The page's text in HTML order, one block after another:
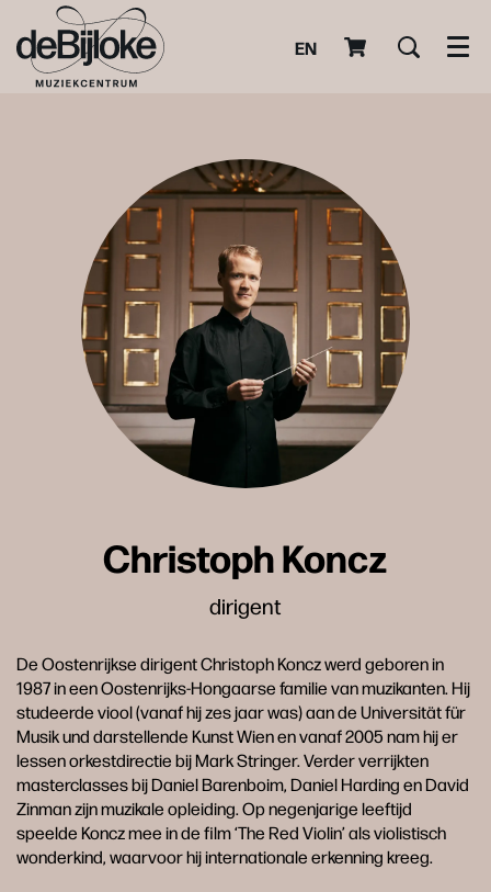
EN
Christoph Koncz
dirigent
De Oostenrijkse dirigent Christoph Koncz werd geboren in
1987 in een Oostenrijks-Hongaarse familie van muzikanten. Hij
studeerde viool (vanaf hij zes jaar was) aan de Universität für
Musik und darstellende Kunst Wien en vanaf 2005 nam hij er
lessen orkestdirectie bij Mark Stringer. Verder verrijkten
masterclasses bij Daniel Barenboim, Daniel Harding en David
Zinman zijn muzikale opleiding. Op negenjarige leeftijd
speelde Koncz mee in de film ‘The Red Violin’ als violistisch
wonderkind, waarvoor hij internationale erkenning kreeg.